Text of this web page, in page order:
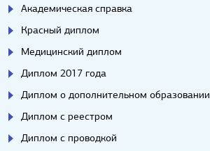
Академическая справка
Красный диплом
Медицинский диплом
Диплом 2017 года
Диплом о дополнительном образовании
Диплом с реестром
Диплом с проводкой